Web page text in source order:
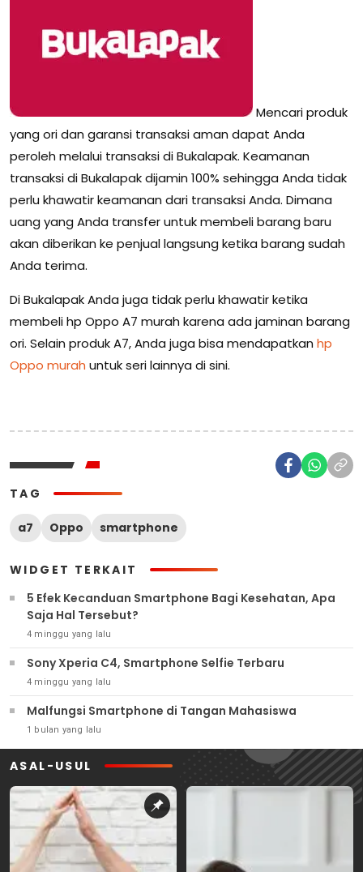
Mencari produk
yang ori dan garansi transaksi aman dapat Anda
peroleh melalui transaksi di Bukalapak. Keamanan
transaksi di Bukalapak dijamin 100% sehingga Anda tidak
perlu khawatir keamanan dari transaksi Anda. Dimana
uang yang Anda transfer untuk membeli barang baru
akan diberikan ke penjual langsung ketika barang sudah
Anda terima.
Di Bukalapak Anda juga tidak perlu khawatir ketika
membeli hp Oppo A7 murah karena ada jaminan barang
ori. Selain produk A7, Anda juga bisa mendapatkan hp
Oppo murah untuk seri lainnya di sini.
TAG
a7 Oppo smartphone
WIDGET TERKAIT
5 Efek Kecanduan Smartphone Bagi Kesehatan, Apa
Saja Hal Tersebut?
4 minggu yang lalu
Sony Xperia C4, Smartphone Selfie Terbaru
4 minggu yang lalu
Malfungsi Smartphone di Tangan Mahasiswa
1 bulan yang lalu
ASAL-USUL